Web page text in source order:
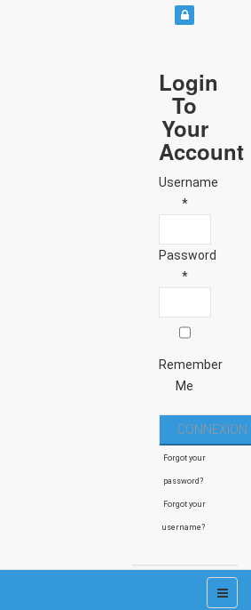
Login
To
Your
Account
Username
*
Password
*
Remember
Me
Forgot your
password?
Forgot your
username?